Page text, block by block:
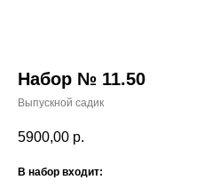
Набор № 11.50
Выпускной садик
5900,00 р.
В набор входит: